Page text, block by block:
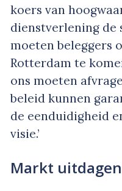
koers van
dienstverlening de
moeten beleggers
Rotterdam te
ons moeten
beleid kunnen
de eenduidigheid
visie.’
Markt uitdagen